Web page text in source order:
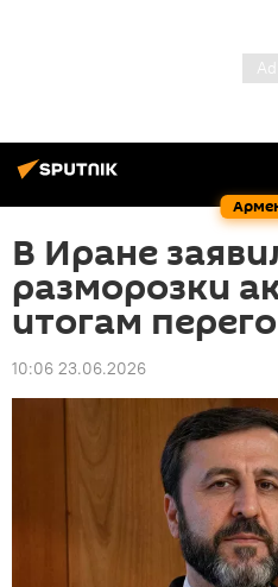
В Иране
разморозки
итогам
10:06 23.06.2026